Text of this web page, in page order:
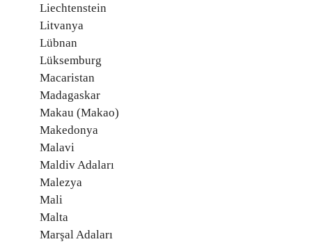
Liechtenstein
Litvanya
Lübnan
Lüksemburg
Macaristan
Madagaskar
Makau (Makao)
Makedonya
Malavi
Maldiv Adaları
Malezya
Mali
Malta
Marşal Adaları